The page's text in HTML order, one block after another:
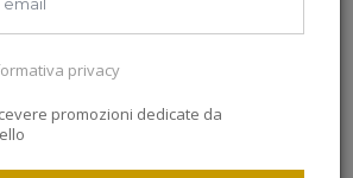
privacy
promozioni dedicate da